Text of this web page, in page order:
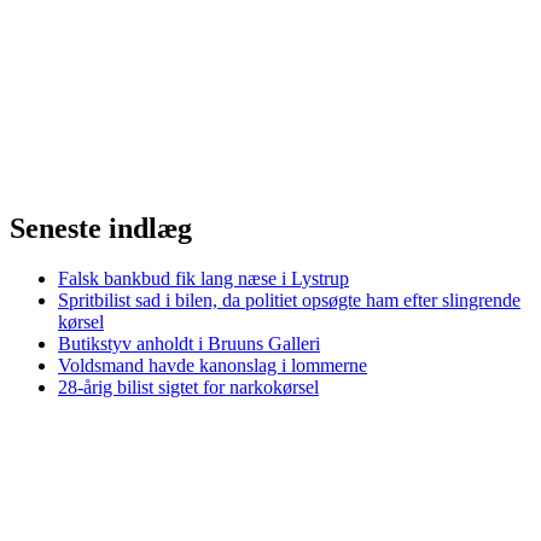
Seneste indlæg
Falsk bankbud fik lang næse i Lystrup
Spritbilist sad i bilen, da politiet opsøgte ham efter slingrende
kørsel
Butikstyv anholdt i Bruuns Galleri
Voldsmand havde kanonslag i lommerne
28-årig bilist sigtet for narkokørsel